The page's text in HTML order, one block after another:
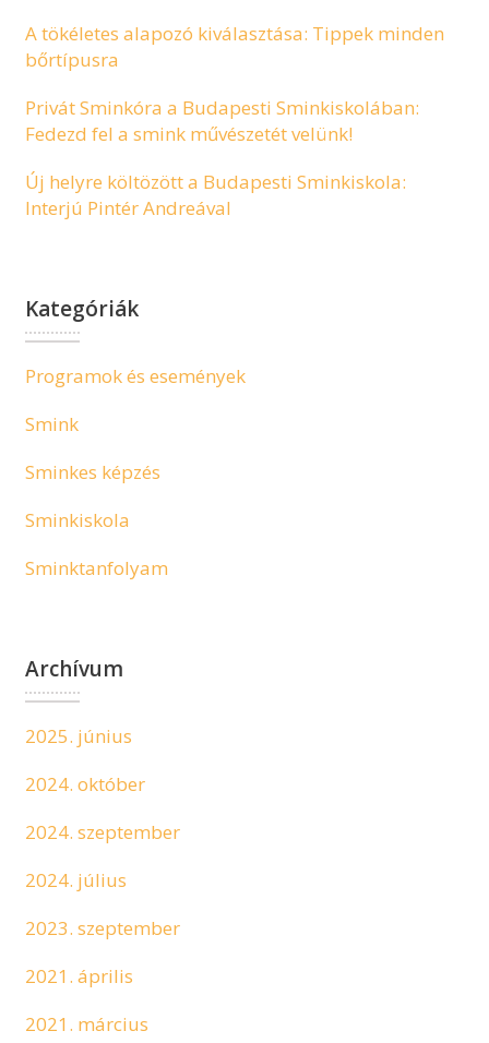
A tökéletes alapozó kiválasztása: Tippek minden
bőrtípusra
Privát Sminkóra a Budapesti Sminkiskolában:
Fedezd fel a smink művészetét velünk!
Új helyre költözött a Budapesti Sminkiskola:
Interjú Pintér Andreával
Kategóriák
Programok és események
Smink
Sminkes képzés
Sminkiskola
Sminktanfolyam
Archívum
2025. június
2024. október
2024. szeptember
2024. július
2023. szeptember
2021. április
2021. március